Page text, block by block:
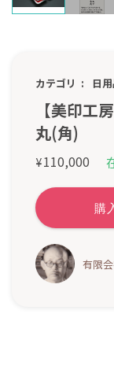
カテゴリ 日
【美印工
丸(角)
¥110,000
有限